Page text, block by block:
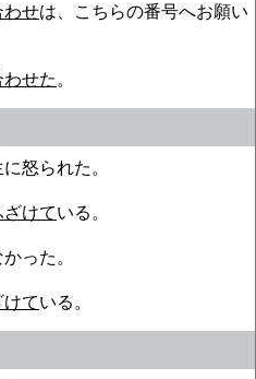
わせは、こちらの番号へお願い
わせた 。
怒られた。
ざけている。
った。
ている。